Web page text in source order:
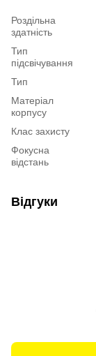
Роздільна
здатність
Тип
підсвічування
Тип
Матеріал
корпусу
Клас захисту
Фокусна
відстань
Відгуки